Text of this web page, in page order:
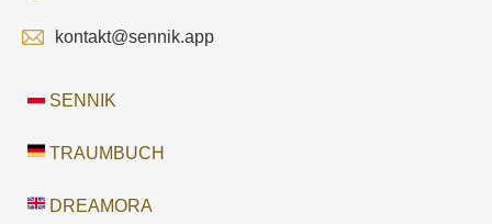
kontakt@sennik.app
SENNIK
TRAUMBUCH
DREAMORA